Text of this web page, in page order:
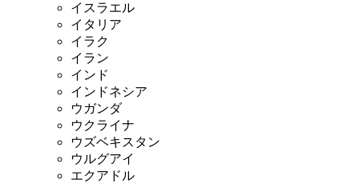
イスラエル
イタリア
イラク
イラン
インド
インドネシア
ウガンダ
ウクライナ
ウズベキスタン
ウルグアイ
エクアドル